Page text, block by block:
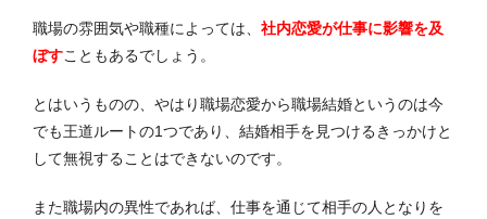
職場の雰囲気や職種によっては、 社内恋愛が仕事に影響を及
ぼすこともあるでしょう。
とはいうものの、やはり職場恋愛から職場結婚というのは今
でも王道ルートの1つであり、結婚相手を見つけるきっかけと
して無視することはできないのです。
また職場内の異性であれば、仕事を通じて相手の人となりを